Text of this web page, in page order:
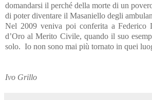
domandarsi il perché della morte di un
di poter diventare il Masaniello degli
Nel 2009 veniva poi conferita a Federico
d’Oro al Merito Civile, quando il suo
solo. Io non sono mai più tornato in quei
Ivo Grillo